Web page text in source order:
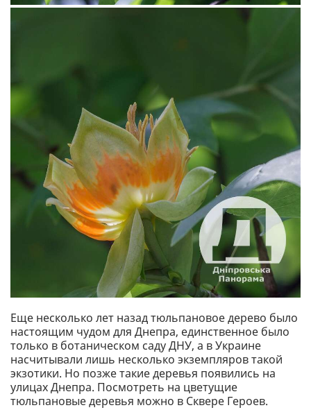
Еще несколько лет назад тюльпановое дерево было
настоящим чудом для Днепра, единственное было
только в ботаническом саду ДНУ, а в Украине
насчитывали лишь несколько экземпляров такой
экзотики. Но позже такие деревья появились на
улицах Днепра. Посмотреть на цветущие
тюльпановые деревья можно в Сквере Героев.